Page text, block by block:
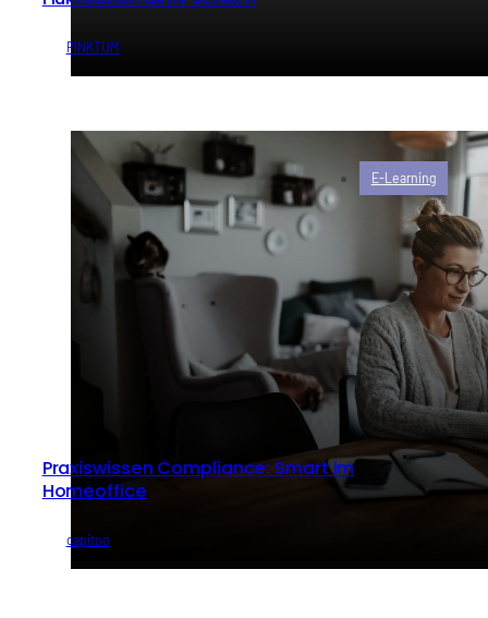
PINKTUM
Praxiswissen Compliance: Smart im
Homeoffice
capitoo
E-Learning